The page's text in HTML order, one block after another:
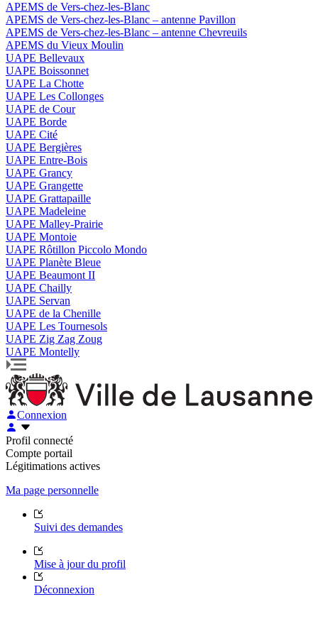
APEMS de Vers-chez-les-Blanc
APEMS de Vers-chez-les-Blanc – antenne Pavillon
APEMS de Vers-chez-les-Blanc – antenne Chevreuils
APEMS du Vieux Moulin
UAPE Bellevaux
UAPE Boissonnet
UAPE La Chotte
UAPE Les Collonges
UAPE de Cour
UAPE Borde
UAPE Cité
UAPE Bergières
UAPE Entre-Bois
UAPE Grancy
UAPE Grangette
UAPE Grattapaille
UAPE Madeleine
UAPE Malley-Prairie
UAPE Montoie
UAPE Rôtillon Piccolo Mondo
UAPE Planète Bleue
UAPE Beaumont II
UAPE Chailly
UAPE Servan
UAPE de la Chenille
UAPE Les Tournesols
UAPE Zig Zag Zoug
UAPE Montelly
Connexion
Profil connecté
Compte portail
Légitimations actives
Ma page personnelle
Suivi des demandes
Mise à jour du profil
Déconnexion